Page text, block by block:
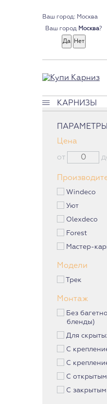
Ваш город: Москва
Ваш город Москва?
КАРНИЗЫ
Классические
Профильные
Карнизы без
Багетные
Римские
Мини карнизы
Эксклюзивные
Пластиковые
Металлические
Алюминиевые
Двухрядные
Карнизы
Карнизы
Эркерные
ПАРАМЕТРЫ
Цена
от
Windeco
Уют
Olexdeco
Forest
Мастер-
Модели
Трек
Монтаж
Без
бленды)
Для
С
С
С
С